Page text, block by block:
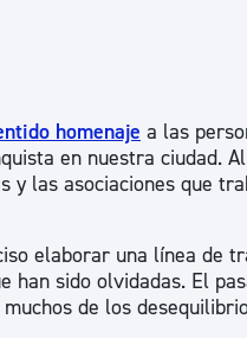
homenaje a las
en nuestra ciudad.
y las asociaciones que
elaborar una línea de
sido olvidadas. El
de los